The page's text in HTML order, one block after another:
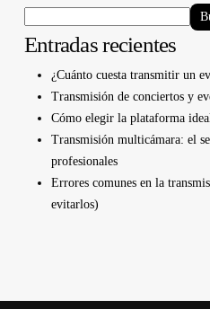
Entradas recientes
¿Cuánto cuesta transmitir un
Transmisión de conciertos y
Cómo elegir la plataforma
Transmisión multicámara: el
profesionales
Errores comunes en la
evitarlos)